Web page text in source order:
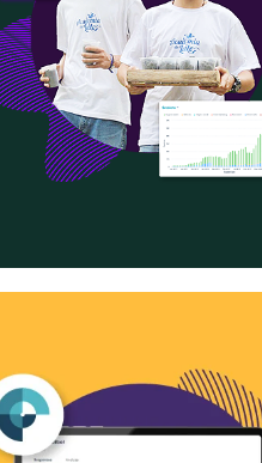
HUB + CMS HUB